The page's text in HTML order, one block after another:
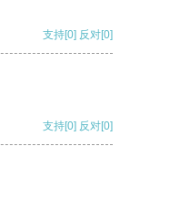
支持[0] 反对[0]
支持[0] 反对[0]